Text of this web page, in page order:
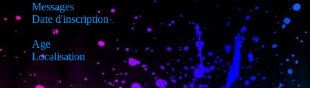
Messages:
Date d'inscription:
05/03/2022
Age:
Localisation
Jean-sur-
Richelieu(Canada)
Tu es le à venir voir mon profil.